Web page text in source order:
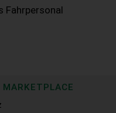
Fahrpersonal